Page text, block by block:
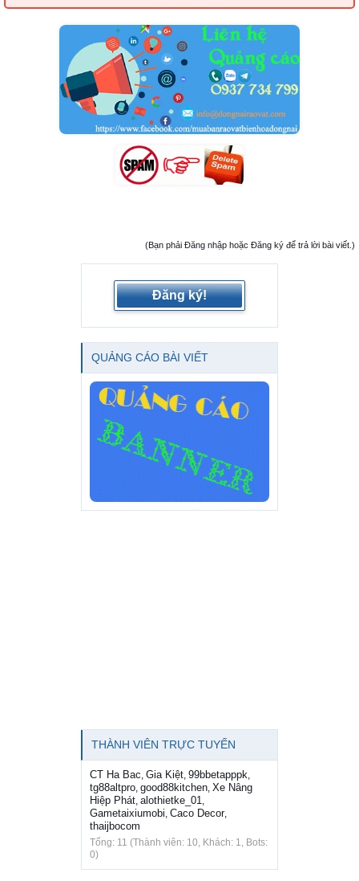
(Bạn phải Đăng nhập hoặc Đăng ký để trả lời bài viết.)
Đăng ký!
QUẢNG CÁO BÀI VIẾT
THÀNH VIÊN TRỰC TUYẾN
CT Ha Bac Gia Kiệt 99bbetapppk
tg88altpro good88kitchen Xe Nâng
Hiệp Phát alothietke_01
Gametaixiumobi Caco Decor,
thaijbocom
Tổng: 11 (Thành viên: 10, Khách: 1, Bots:
0)